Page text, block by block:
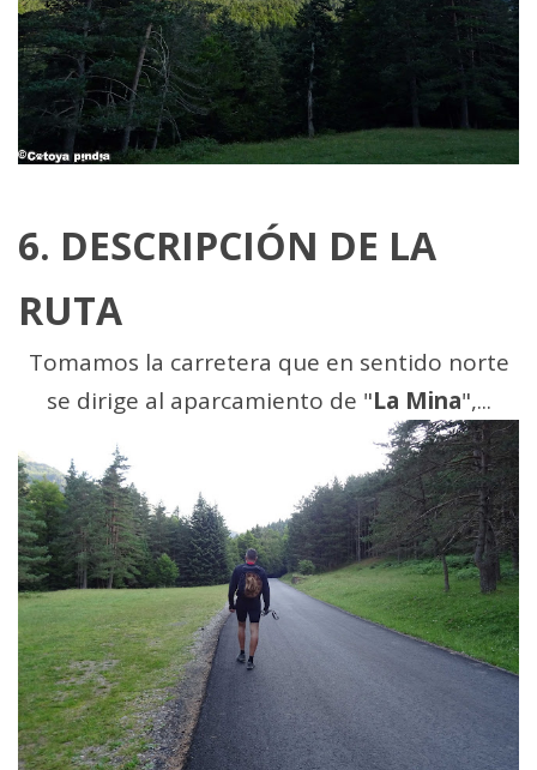
6. DESCRIPCIÓN DE LA
RUTA
Tomamos la carretera que en sentido norte
se dirige al aparcamiento de "La Mina",...